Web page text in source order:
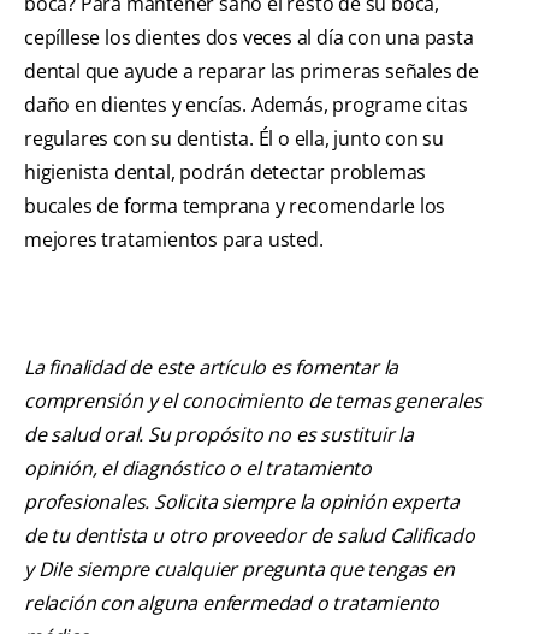
cepíllese los dientes dos veces al día con una pasta
dental que ayude a reparar las primeras señales de
daño en dientes y encías. Además, programe citas
regulares con su dentista. Él o ella, junto con su
higienista dental, podrán detectar problemas
bucales de forma temprana y recomendarle los
mejores tratamientos para usted.
La finalidad de este artículo es fomentar la
comprensión y el conocimiento de temas generales
de salud oral. Su propósito no es sustituir la
opinión, el diagnóstico o el tratamiento
profesionales. Solicita siempre la opinión experta
de tu dentista u otro proveedor de salud Calificado
y Dile siempre cualquier pregunta que tengas en
relación con alguna enfermedad o tratamiento